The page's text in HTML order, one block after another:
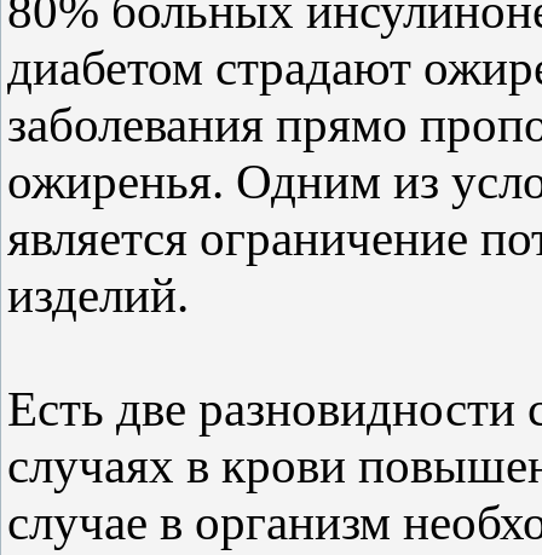
80% больных
диабетом страдают
заболевания прямо
ожиренья. Одним из
является ограничение
изделий.
Есть две разновидности
случаях в крови
случае в организм